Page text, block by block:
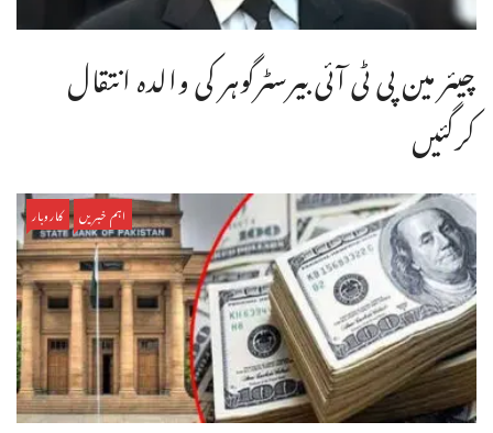
چیئر مین پی ٹی آئی بیرسٹرگوہر کی والدہ انتقال
کرگئیں
اہم خبریں کاروبار